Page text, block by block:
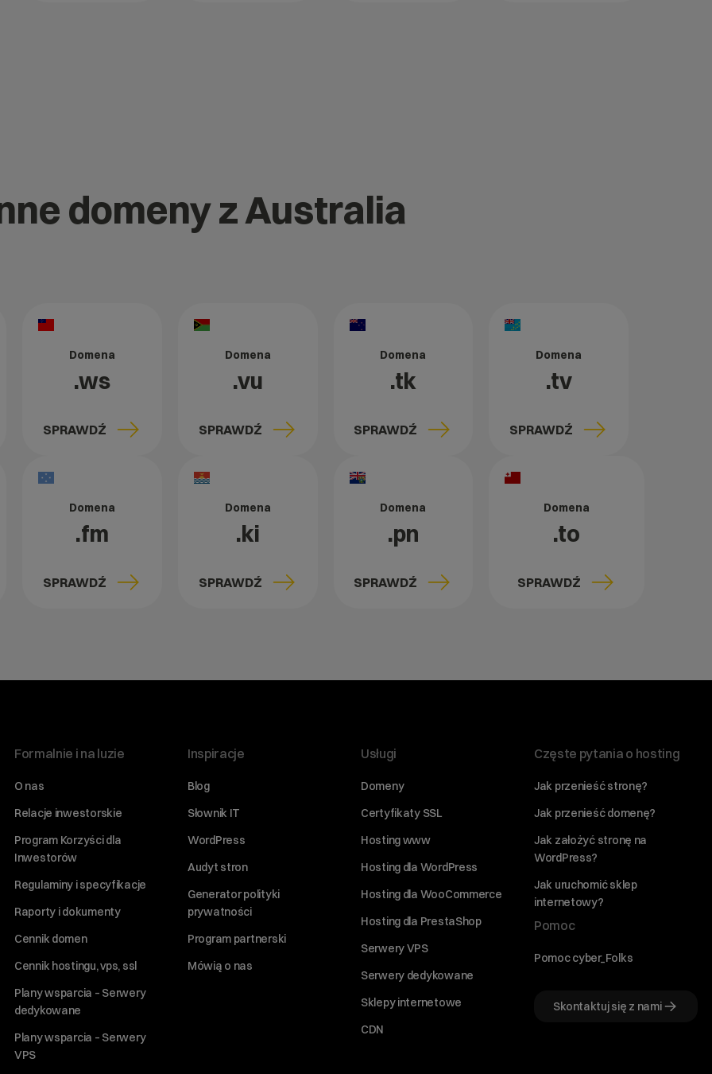
domeny z Australia
Domena
.ws
SPRAWDŹ
Domena
.vu
SPRAWDŹ
Domena
.tk
SPRAWDŹ
Domena
.tv
SPRAWDŹ
Domena
.fm
SPRAWDŹ
Domena
.ki
SPRAWDŹ
Domena
.pn
SPRAWDŹ
Domena
.to
SPRAWDŹ
Formalnie i na luzie
O nas
Relacje inwestorskie
Program Korzyści dla
Inwestorów
Regulaminy i specyfikacje
Raporty i dokumenty
Cennik domen
Cennik hostingu, vps, ssl
Plany wsparcia – Serwery
dedykowane
Plany wsparcia – Serwery
VPS
Inspiracje
Blog
Słownik IT
WordPress
Audyt stron
Generator polityki
prywatności
Program partnerski
Mówią o nas
Usługi
Domeny
Certyfikaty SSL
Hosting www
Hosting dla WordPress
Hosting dla WooCommerce
Hosting dla PrestaShop
Serwery VPS
Serwery dedykowane
Sklepy internetowe
CDN
Częste pytania o hosting
Jak przenieść stronę?
Jak przenieść domenę?
Jak założyć stronę na
WordPress?
Jak uruchomić sklep
internetowy?
Pomoc
Pomoc cyber_Folks
Skontaktuj się z nami